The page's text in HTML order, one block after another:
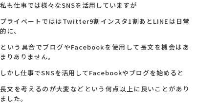
私も仕事では様々なSNSを活用していますが
プライベートでははTwitter9割インスタ1割あとLINEは日常
的に、
という具合でブログやFacebookを使用して長文を機会はあ
まりありません。
しかし仕事でSNSを活用してFacebookやブログを始めると
長文を考えるのが大変などという何点以上に良いことがあり
ました。